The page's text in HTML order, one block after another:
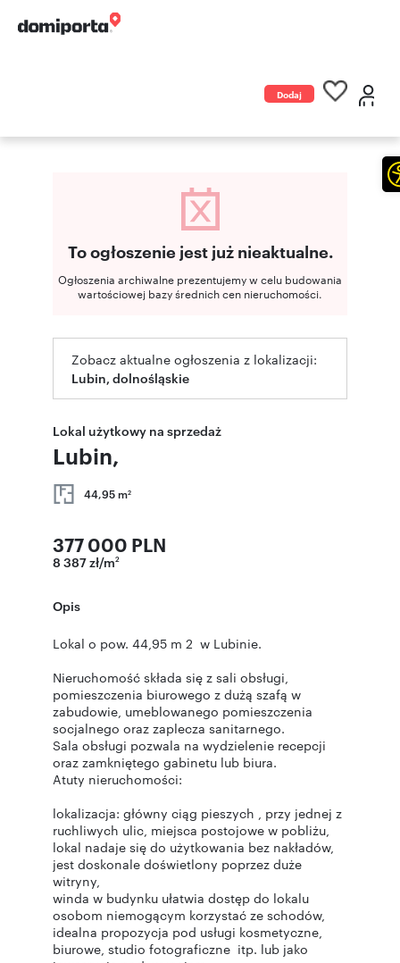
Dodaj
To ogłoszenie jest już nieaktualne.
Ogłoszenia archiwalne prezentujemy w celu budowania
wartościowej bazy średnich cen nieruchomości.
Zobacz aktualne ogłoszenia z lokalizacji:
Lubin, dolnośląskie
Lokal użytkowy na sprzedaż
Lubin,
44,95 m2
377 000 PLN
8 387 zł/m2
Opis
Lokal o pow. 44,95 m 2 w Lubinie.
Nieruchomość składa się z sali obsługi,
pomieszczenia biurowego z dużą szafą w
zabudowie, umeblowanego pomieszczenia
socjalnego oraz zaplecza sanitarnego.
Sala obsługi pozwala na wydzielenie recepcji
oraz zamkniętego gabinetu lub biura.
Atuty nieruchomości:
lokalizacja: główny ciąg pieszych , przy jednej z
ruchliwych ulic, miejsca postojowe w pobliżu,
lokal nadaje się do użytkowania bez nakładów,
jest doskonale doświetlony poprzez duże
witryny,
winda w budynku ułatwia dostęp do lokalu
osobom niemogącym korzystać ze schodów,
idealna propozycja pod usługi kosmetyczne,
biurowe, studio fotograficzne itp. lub jako